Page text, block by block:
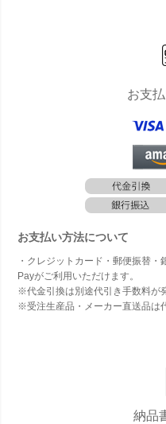
お支
お支払い方法について
・クレジットカード・郵便振替
Payがご利用いただけます。
※代金引換は別途代引き手数料が
※受注生産品・メーカー直送品は
納品